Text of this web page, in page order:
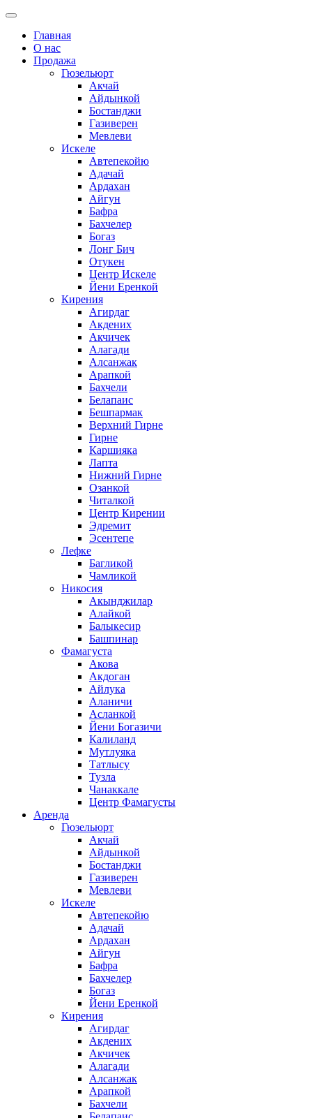
Главная
О нас
Продажа
Гюзельюрт
Акчай
Айдынкой
Бостанджи
Газиверен
Мевлеви
Искеле
Автепекойю
Адачай
Ардахан
Айгун
Бафра
Бахчелер
Богаз
Лонг Бич
Отукен
Центр Искеле
Йени Еренкой
Кирения
Агирдаг
Акдених
Акчичек
Алагади
Алсанжак
Арапкой
Бахчели
Белапаис
Бешпармак
Верхний Гирне
Гирне
Каршияка
Лапта
Нижний Гирне
Озанкой
Читалкой
Центр Кирении
Эдремит
Эсентепе
Лефке
Багликой
Чамликой
Никосия
Акынджилар
Алайкой
Балыкесир
Башпинар
Фамагуста
Акова
Акдоган
Айлука
Аланичи
Асланкой
Йени Богазичи
Калиланд
Мутлуяка
Татлысу
Тузла
Чанаккале
Центр Фамагусты
Аренда
Гюзельюрт
Акчай
Айдынкой
Бостанджи
Газиверен
Мевлеви
Искеле
Автепекойю
Адачай
Ардахан
Айгун
Бафра
Бахчелер
Богаз
Йени Еренкой
Кирения
Агирдаг
Акдених
Акчичек
Алагади
Алсанжак
Арапкой
Бахчели